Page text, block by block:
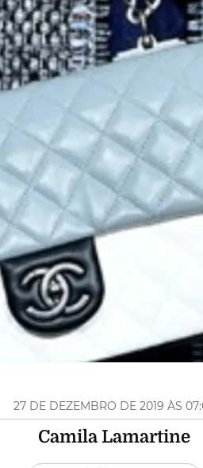
27 DE DEZEMBRO DE 2019 ÀS
Camila Lamartine